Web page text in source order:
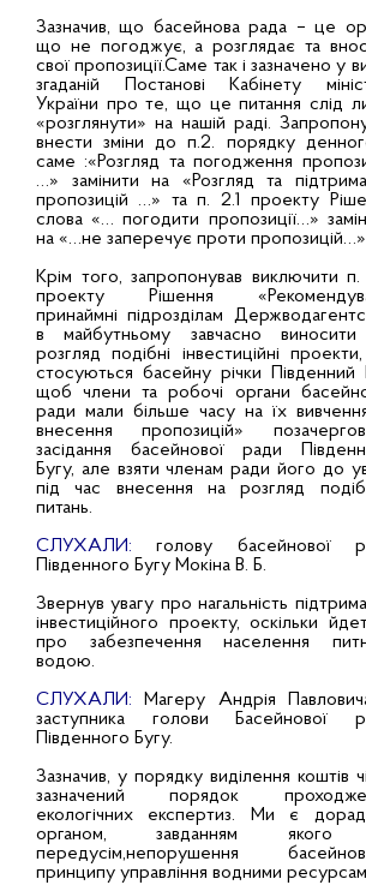
Зазначив, що басейнова рада – це
що не погоджує, а розглядає та
свої пропозиції.Саме так і зазначено у
згаданій Постанові Кабінету
України про те, що це питання слід
«розглянути» на нашій раді.
внести зміни до п.2. порядку
саме :«Розгляд та погодження
…» замінити на «Розгляд та
пропозицій …» та п. 2.1 проекту
слова «… погодити пропозиції…»
на «…не заперечує проти
Крім того, запропонував виключити
проекту Рішення
принаймні підрозділам
в майбутньому завчасно
розгляд подібні інвестиційні проекти,
стосуються басейну річки Південний
щоб члени та робочі органи
ради мали більше часу на їх
внесення пропозицій»
засідання басейнової ради
Бугу, але взяти членам ради його до
під час внесення на розгляд
питань.
СЛУХАЛИ: голову басейнової
Південного Бугу Мокіна В. Б.
Звернув увагу про нагальність
інвестиційного проекту, оскільки
про забезпечення населення
водою.
СЛУХАЛИ: Магеру Андрія
заступника голови Басейнової
Південного Бугу.
Зазначив, у порядку виділення коштів
зазначений порядок
екологічних експертиз. Ми є
органом, завданням
передусім,непорушення
принципу управління водними